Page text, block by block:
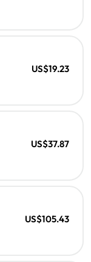
US$19.23
US$37.87
US$105.43